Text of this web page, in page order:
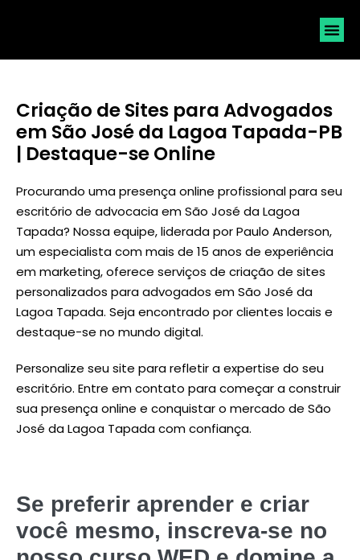
Criação de Sites para Advogados
em São José da Lagoa Tapada-PB
| Destaque-se Online
Procurando uma presença online profissional para seu
escritório de advocacia em São José da Lagoa
Tapada? Nossa equipe, liderada porPaulo Anderson,
um especialista com mais de 15 anos de experiência
em marketing, oferece serviços de criação de sites
personalizados para advogados em São José da
Lagoa Tapada. Seja encontrado por clientes locais e
destaque-se no mundo digital.
Personalize seu site para refletir a expertise do seu
escritório. Entre em contato para começar a construir
sua presença online e conquistar o mercado de São
José da Lagoa Tapada com confiança.
Se preferir aprender e criar
você mesmo, inscreva-se no